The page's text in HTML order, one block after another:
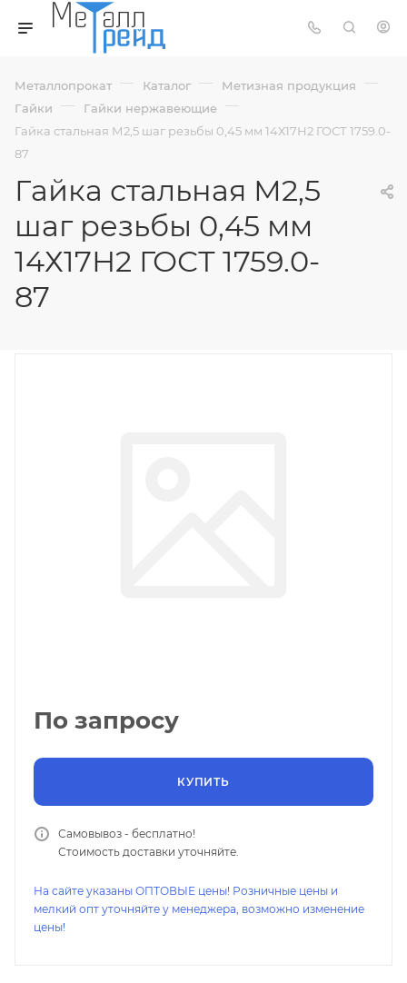
Металлопрокат — Каталог — Метизная продукция —
Гайки — Гайки нержавеющие —
Гайка стальная М2,5 шаг резьбы 0,45 мм 14Х17Н2 ГОСТ 1759.0-
87
Гайка стальная М2,5
шаг резьбы 0,45 мм
14Х17Н2 ГОСТ 1759.0-
87
По запросу
КУПИТЬ
Самовывоз - бесплатно!
Стоимость доставки уточняйте.
На сайте указаны ОПТОВЫЕ цены! Розничные цены и
мелкий опт уточняйте у менеджера, возможно изменение
цены!